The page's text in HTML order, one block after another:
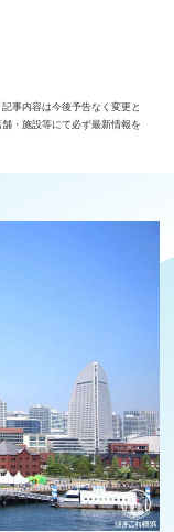
事内容は今後予告なく変更と
・施設等にて必ず最新情報を